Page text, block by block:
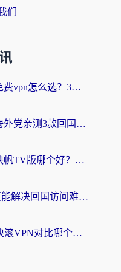
们
海外党必看：加速器免费vpn怎么选？3步教你无缝访问国内资源
穿梭和巨鲸哪个好？海外党亲测3款回国加速器，教你避开90%的坑
海外党必看：斧牛和快帆TV版哪个好？3分钟选对回国加速器，无缝刷B站、追热剧
海外党必看：yy vpn真能解决回国访问难题？附云极initap测评+免费方案对比
穿梭VPN好用吗？和快滚VPN对比哪个回国效果更好？海外党选回国加速器必看指南